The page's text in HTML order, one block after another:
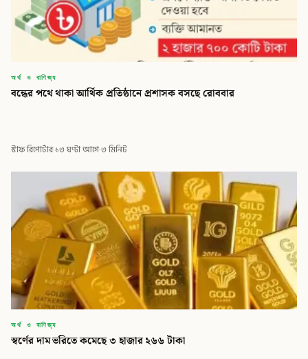
অর্থ ও বাণিজ্য
বন্ধের পথে থাকা আর্থিক প্রতিষ্ঠানে প্রশাসক বসছে রোববার
স্টাফ রিপোর্টার·১৩ ঘণ্টা আগে·৩ মিনিট
অর্থ ও বাণিজ্য
স্বর্ণের দাম ভরিতে কমেছে ৩ হাজার ২৬৬ টাকা